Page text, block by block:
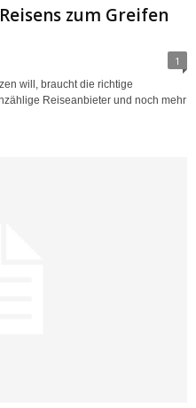
zum Greifen
1
will, braucht die richtige
Reiseanbieter und noch mehr